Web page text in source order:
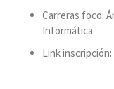
Carreras foco:
Informática
Link inscripción: